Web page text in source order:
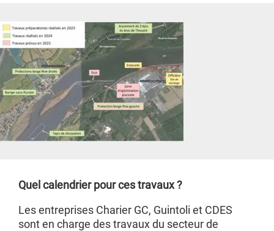
Quel calendrier pour ces travaux ?
Les entreprises Charier GC, Guintoli et CDES
sont en charge des travaux du secteur de